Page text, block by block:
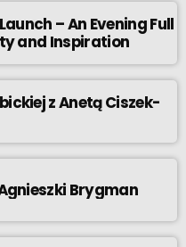
– An Evening Full
and Inspiration
z Anetą Ciszek-
Brygman